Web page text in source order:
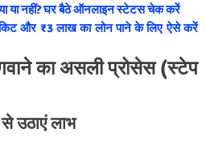
या नहीं? घर बैठे ऑनलाइन स्टेटस चेक करें
और ₹3 लाख का लोन पाने के लिए ऐसे करें
का असली प्रोसेस (स्टेप
उठाएं लाभ